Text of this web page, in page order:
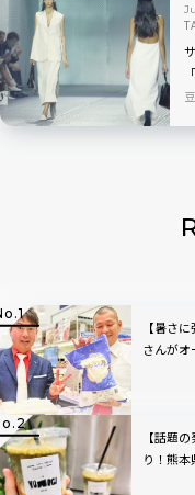
【暑さ
さんがオ
【話題
り！熊本